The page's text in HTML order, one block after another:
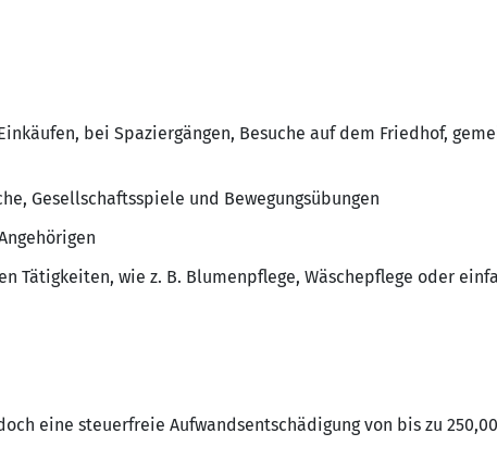
bei Spaziergängen, Besuche auf dem Friedhof,
Gesellschaftsspiele und Bewegungsübungen
Tätigkeiten, wie z. B. Blumenpflege, Wäschepflege oder
eine steuerfreie Aufwandsentschädigung von bis zu